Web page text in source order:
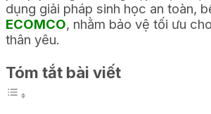
dụng giải pháp sinh học an toàn,
ECOMCO, nhằm bảo vệ tối ưu
thân yêu.
Tóm tắt bài viết